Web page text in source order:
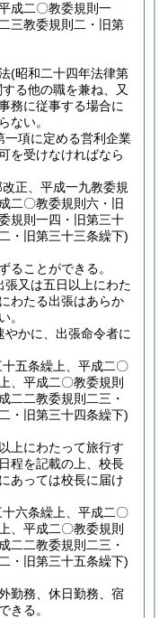
成二〇教委規則一
三教委規則二・旧第
(昭和二十四年法律第
る他の職を兼ね、又
務に従事する場合に
ない。
一項に定める営利企業
を受けなければなら
正、平成一九教委規
二〇教委規則六・旧
規則一四・旧第三十
・旧第三十三条繰下)
ることができる。
又は五日以上にわた
わたる出張はあらか
。
かに、出張命令者に
五条繰上、平成二〇
、平成二〇教委規則
二二教委規則二三・
・旧第三十四条繰下)
上にわたって旅行す
程を記載の上、校長
あっては校長に届け
六条繰上、平成二〇
、平成二〇教委規則
二二教委規則二三・
・旧第三十五条繰下)
勤務、休日勤務、宿
きる。